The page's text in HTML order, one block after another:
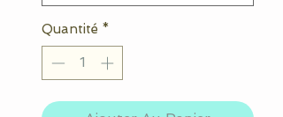
Quantité *